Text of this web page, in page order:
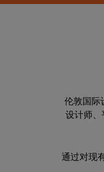
伦敦国际
设计师
通过对现